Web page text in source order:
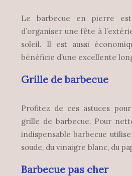
Le barbecue en pierre
d’organiser une fête à
soleil. Il est aussi
bénéficie d’une excellente
Grille de barbecue
Profitez de ces astuces
grille de barbecue. Pour
indispensable barbecue
soude, du vinaigre blanc, du
Barbecue pas cher